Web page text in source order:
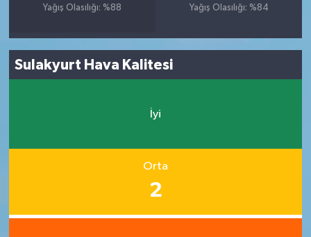
Yağış Olasılığı: %88
Yağış Olasılığı: %84
Sulakyurt Hava Kalitesi
İyi
Orta
2